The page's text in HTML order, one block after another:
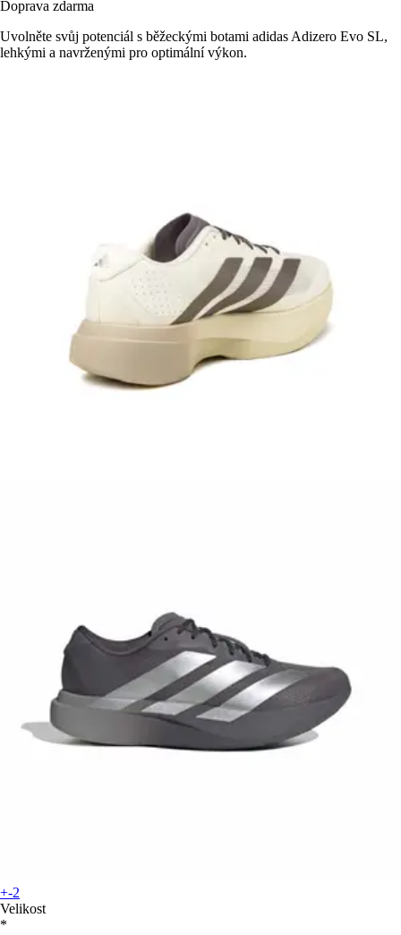
Doprava zdarma
Uvolněte svůj potenciál s běžeckými botami adidas Adizero Evo SL,
lehkými a navrženými pro optimální výkon.
+-2
Velikost
*